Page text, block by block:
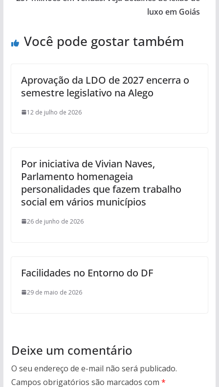
luxo em Goiás
Você pode gostar também
Aprovação da LDO de 2027 encerra o
semestre legislativo na Alego
12 de julho de 2026
Por iniciativa de Vivian Naves,
Parlamento homenageia
personalidades que fazem trabalho
social em vários municípios
26 de junho de 2026
Facilidades no Entorno do DF
29 de maio de 2026
Deixe um comentário
O seu endereço de e-mail não será publicado.
Campos obrigatórios são marcados com *